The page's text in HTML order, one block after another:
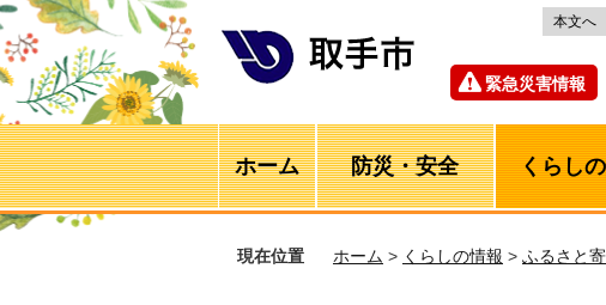
本文へ
緊急災害情報
ホーム 防災・安全 くらし
現在位置 ホーム > くらしの情報 > ふるさと